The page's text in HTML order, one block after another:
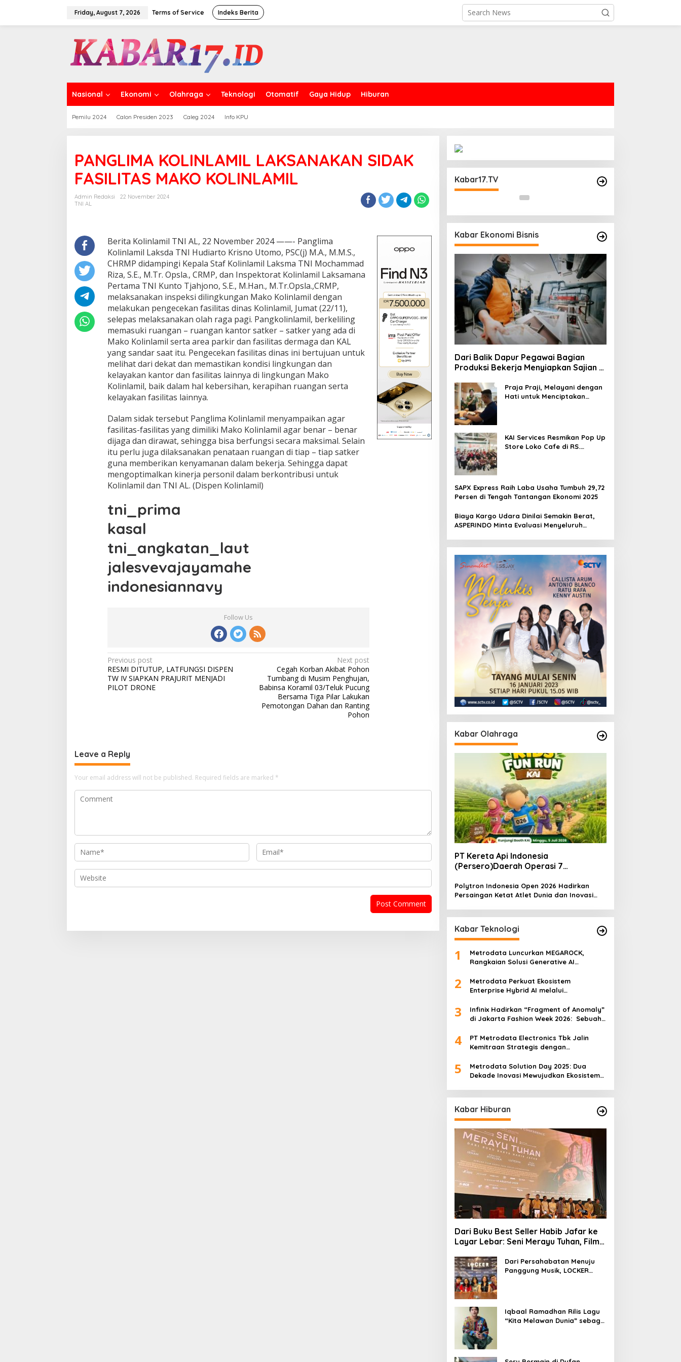
Friday, August 7, 2026 Terms of Service Indeks Berita
Nasional Ekonomi Olahraga Teknologi Otomatif Gaya Hidup Hiburan
Pemilu 2024 Calon Presiden 2023 Caleg 2024 Info KPU
PANGLIMA KOLINLAMIL LAKSANAKAN SIDAK
FASILITAS MAKO KOLINLAMIL
Admin Redaksi
22 November 2024
TNI AL
Berita Kolinlamil TNI AL, 22 November 2024 ——- Panglima
Kolinlamil Laksda TNI Hudiarto Krisno Utomo, PSC(j) M.A., M.M.S.,
CHRMP didampingi Kepala Staf Kolinlamil Laksma TNI Mochammad
Riza, S.E., M.Tr. Opsla., CRMP, dan Inspektorat Kolinlamil Laksamana
Pertama TNI Kunto Tjahjono, S.E., M.Han., M.Tr.Opsla.,CRMP,
melaksanakan inspeksi dilingkungan Mako Kolinlamil dengan
melakukan pengecekan fasilitas dinas Kolinlamil, Jumat (22/11),
selepas melaksanakan olah raga pagi. Pangkolinlamil, berkeliling
memasuki ruangan – ruangan kantor satker – satker yang ada di
Mako Kolinlamil serta area parkir dan fasilitas dermaga dan KAL
yang sandar saat itu. Pengecekan fasilitas dinas ini bertujuan untuk
melihat dari dekat dan memastikan kondisi lingkungan dan
kelayakan kantor dan fasilitas lainnya di lingkungan Mako
Kolinlamil, baik dalam hal kebersihan, kerapihan ruangan serta
kelayakan fasilitas lainnya.
Dalam sidak tersebut Panglima Kolinlamil menyampaikan agar
fasilitas-fasilitas yang dimiliki Mako Kolinlamil agar benar – benar
dijaga dan dirawat, sehingga bisa berfungsi secara maksimal. Selain
itu perlu juga dilaksanakan penataan ruangan di tiap – tiap satker
guna memberikan kenyamanan dalam bekerja. Sehingga dapat
mengoptimalkan kinerja personil dalam berkontribusi untuk
Kolinlamil dan TNI AL. (Dispen Kolinlamil)
tni_prima
kasal
tni_angkatan_laut
jalesvevajayamahe
indonesiannavy
Follow Us
Post
navigation
Previous post
RESMI DITUTUP, LATFUNGSI DISPEN
TW IV SIAPKAN PRAJURIT MENJADI
PILOT DRONE
Next post
Cegah Korban Akibat Pohon
Tumbang di Musim Penghujan,
Babinsa Koramil 03/Teluk Pucung
Bersama Tiga Pilar Lakukan
Pemotongan Dahan dan Ranting
Pohon
Leave a Reply
Your email address will not be published. Required fields are marked *
Kabar17.TV
Puncak HUT Ke-44 Satpam,
Berkompetensi
Operasi Cipta Kondisi Digelar
Mengantisipasi Kerawanan Malam
Libur
Kabar Ekonomi Bisnis
Dari Balik Dapur Pegawai Bagian
Produksi Bekerja Menyiapkan Sajian di
Praja Praji, Melayani dengan
Hati untuk Menciptakan
KAI Services Resmikan Pop Up
Store Loko Cafe di RS.
SAPX Express Raih Laba Usaha Tumbuh 29,72
Persen di Tengah Tantangan Ekonomi 2025
Biaya Kargo Udara Dinilai Semakin Berat,
ASPERINDO Minta Evaluasi Menyeluruh
Kabar Olahraga
PT Kereta Api Indonesia
(Persero)Daerah Operasi 7
Pers/KAI/DO.7/VII/02/2026Kamis, 4
Juli 2026
Polytron Indonesia Open 2026 Hadirkan
Persaingan Ketat Atlet Dunia dan Inovasi
Kabar Teknologi
1
Metrodata Luncurkan MEGAROCK,
Rangkaian Solusi Generative AI
Nasional
2
Metrodata Perkuat Ekosistem
Enterprise Hybrid AI melalui
3
Infinix Hadirkan “Fragment of Anomaly”
di Jakarta Fashion Week 2026: Sebuah
Fashion Terkemuka dan Eksperimen
Robotik ‘R.AT.S’ Lab
4
PT Metrodata Electronics Tbk Jalin
Kemitraan Strategis dengan
Transformasi Digital
5
Metrodata Solution Day 2025: Dua
Dekade Inovasi Mewujudkan Ekosistem
Kabar Hiburan
Dari Buku Best Seller Habib Jafar ke
Layar Lebar: Seni Merayu Tuhan, Film
Makna Hidup dan Jati Diri
Dari Persahabatan Menuju
Panggung Musik, LOCKER
Iqbaal Ramadhan Rilis Lagu
“Kita Melawan Dunia” sebagai